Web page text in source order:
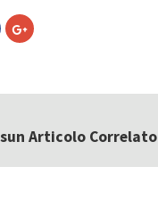
Fai
clic
una
nuova
Articolo Correlato